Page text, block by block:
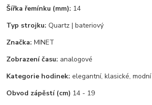
Šířka řemínku (mm): 14
Typ strojku: Quartz | bateriový
Značka: MINET
Zobrazení času: analogové
Kategorie hodinek: elegantní, klasické, modní
Obvod zápěstí (cm) 14 - 19